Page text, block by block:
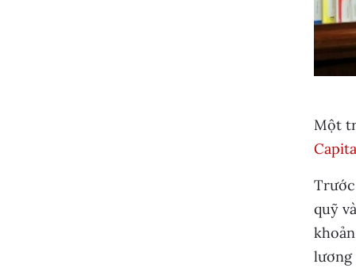
Một
quỹ
lương